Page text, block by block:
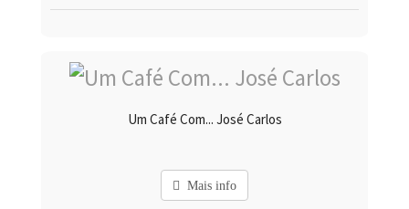
Um Café Com... José Carlos
Mais info